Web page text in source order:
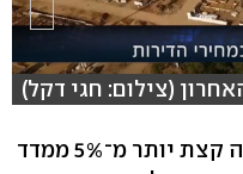
(צילום: חגי דקל)
מכיוון שמדד שכר הדירה מהווה קצת יותר מ־5% ממדד